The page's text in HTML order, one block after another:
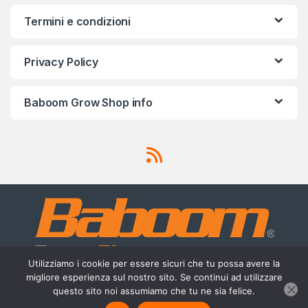
Termini e condizioni
Privacy Policy
Baboom Grow Shop info
Scrivici su Whatsapp
3756420488
Utilizziamo i cookie per essere sicuri che tu possa avere la
migliore esperienza sul nostro sito. Se continui ad utilizzare
questo sito noi assumiamo che tu ne sia felice.